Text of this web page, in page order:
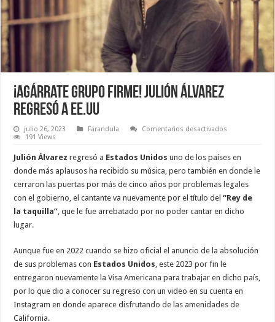
¡Agárrate Grupo Firme! Julión Álvarez
regresó a EE.UU
julio 26, 2023 Fárandula Comentarios desactivados
Álvarez
regresó
a
EE.UU
191 Views
Julión Álvarez regresó a Estados Unidos uno de los países en
donde más aplausos ha recibido su música, pero también en donde le
cerraron las puertas por más de cinco años por problemas legales
con el gobierno, el cantante va nuevamente por el título del“Rey de
la taquilla” , que le fue arrebatado por no poder cantar en dicho
lugar.
Aunque fue en 2022 cuando se hizo oficial el anuncio de la absolución
de sus problemas con Estados Unidos , este 2023 por fin le
entregaron nuevamente la Visa Americana para trabajar en dicho país,
por lo que dio a conocer su regreso con un video en su cuenta en
Instagram en donde aparece disfrutando de las amenidades de
California.